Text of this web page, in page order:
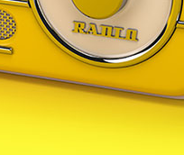
La
de PLF, Xesca
aquests ajuts.
quins són els ajuts